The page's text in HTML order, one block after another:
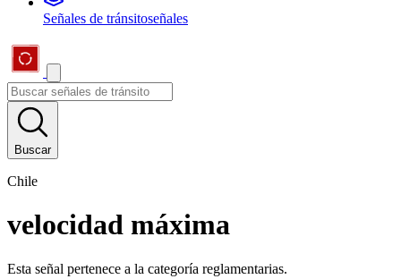
Señales de tránsitoseñales
Buscar
Chile
velocidad máxima
Esta señal pertenece a la categoría reglamentarias.